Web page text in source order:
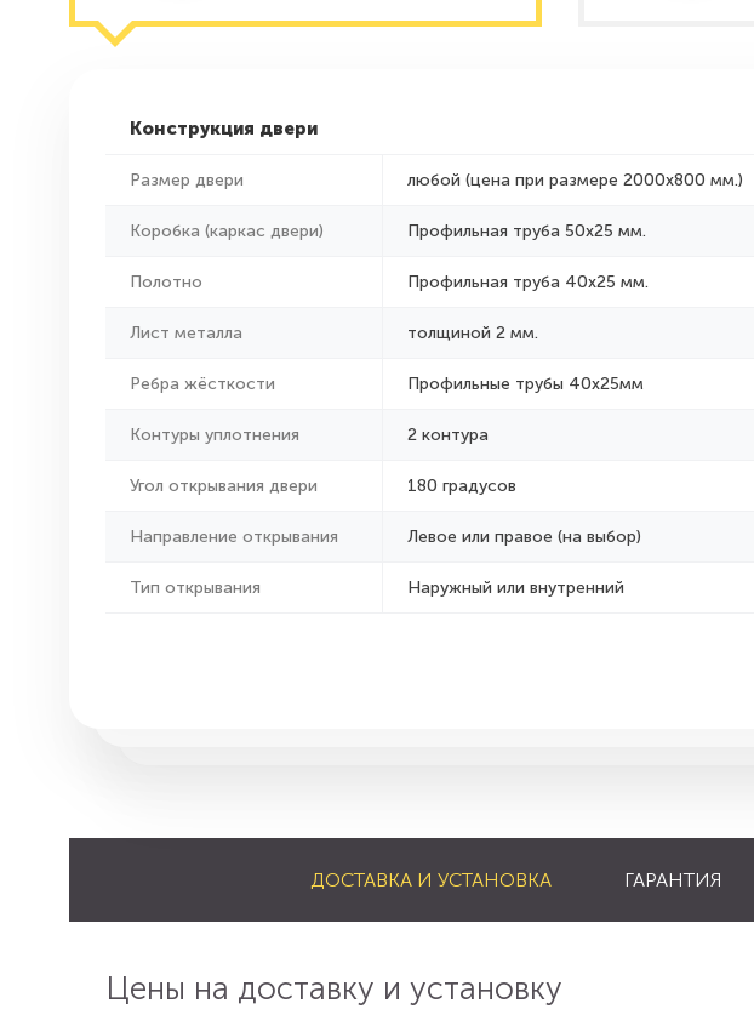
Конструкция двери
Размер двери любой (цена при размере 2000x800 мм.)
Коробка (каркас двери) Профильная труба 50х25 мм.
Полотно Профильная труба 40х25 мм.
Лист металла толщиной 2 мм.
Ребра жёсткости Профильные трубы 40х25мм
Контуры уплотнения 2 контура
Угол открывания двери 180 градусов
Направление открывания Левое или правое (на выбор)
Тип открывания Наружный или внутренний
ДОСТАВКА И УСТАНОВКА ГАРАНТИЯ
Цены на доставку и установку